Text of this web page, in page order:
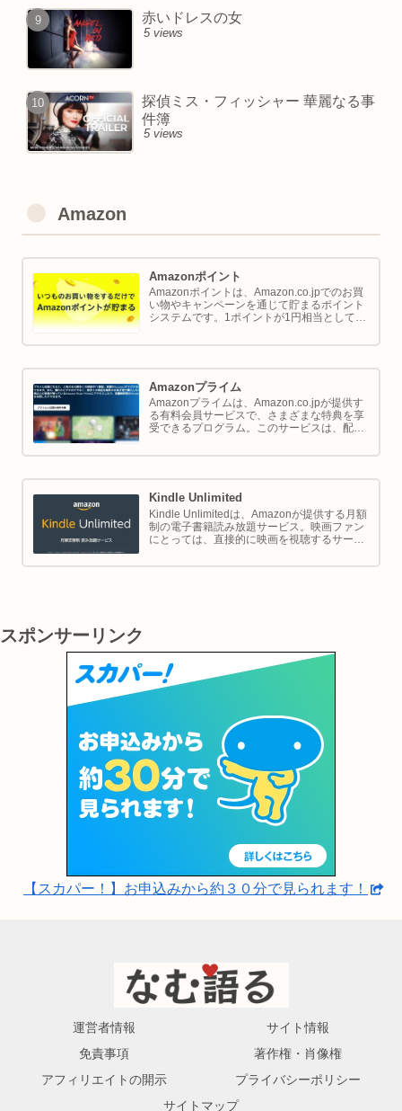
赤いドレスの女
5 views
探偵ミス・フィッシャー 華麗なる事
件簿
5 views
Amazon
Amazonポイント
Amazonポイントは、Amazon.co.jpでのお買
い物やキャンペーンを通じて貯まるポイント
システムです。1ポイントが1円相当として、
では Amazon ポイントの使い方と貯め方を解
Amazonプライム
Amazonプライムは、Amazon.co.jpが提供す
る有料会員サービスで、さまざまな特典を享
受できるプログラム。このサービスは、配送
実、さらには限定割引までをカバーし、日常
Kindle Unlimited
Kindle Unlimitedは、Amazonが提供する月額
制の電子書籍読み放題サービス。映画ファン
にとっては、直接的に映画を視聴するサービ
理解し、楽しむための間接的なツールとして
スポンサーリンク
【スカパー！】お申込みから約３０分で見られます！
運営者情報
サイト情報
免責事項
著作権・肖像権
アフィリエイトの開示
プライバシーポリシー
サイトマップ